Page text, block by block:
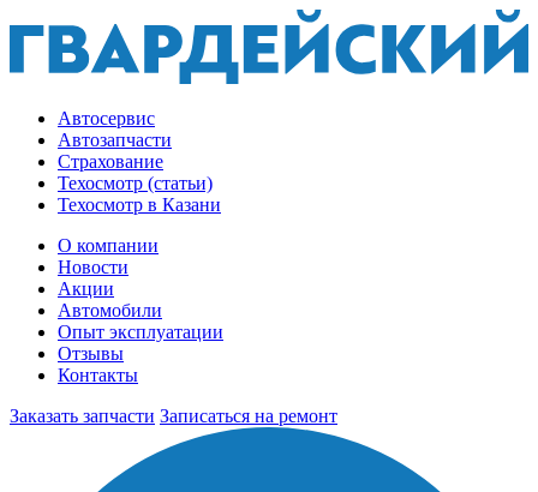
Автосервис
Автозапчасти
Страхование
Техосмотр (статьи)
Техосмотр в Казани
О компании
Новости
Акции
Автомобили
Опыт эксплуатации
Отзывы
Контакты
Заказать запчасти Записаться на ремонт